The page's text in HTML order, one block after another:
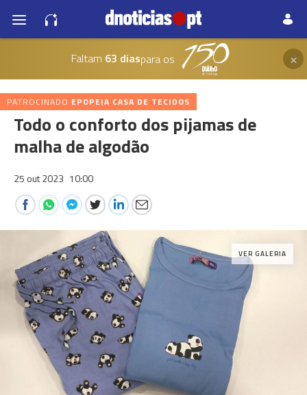
Faltam 63 diaspara os ×
PATROCINADO EPOPEIA CASA DE TECIDOS
Todo o conforto dos pijamas de
malha de algodão
25 out 2023 10:00
VER GALERIA